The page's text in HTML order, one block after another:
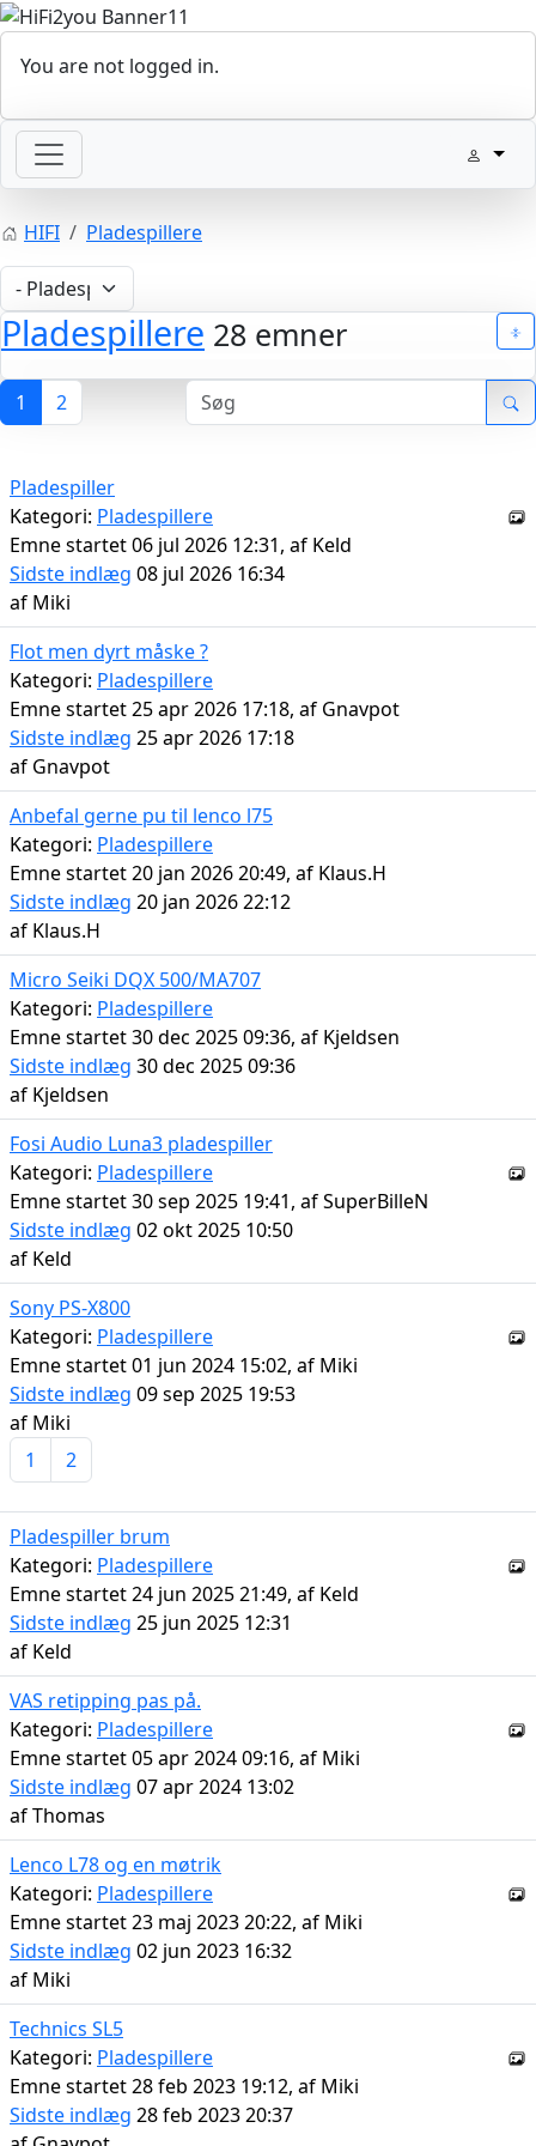
You are not logged in.
HIFI Pladespillere
Pladespillere 28 emner
1 2
Pladespiller
Kategori: Pladespillere
Emne startet 06 jul 2026 12:31, af Keld
Sidste indlæg 08 jul 2026 16:34
af Miki
Flot men dyrt måske ?
Kategori: Pladespillere
Emne startet 25 apr 2026 17:18, af Gnavpot
Sidste indlæg 25 apr 2026 17:18
af Gnavpot
Anbefal gerne pu til lenco l75
Kategori: Pladespillere
Emne startet 20 jan 2026 20:49, af Klaus.H
Sidste indlæg 20 jan 2026 22:12
af Klaus.H
Micro Seiki DQX 500/MA707
Kategori: Pladespillere
Emne startet 30 dec 2025 09:36, af Kjeldsen
Sidste indlæg 30 dec 2025 09:36
af Kjeldsen
Fosi Audio Luna3 pladespiller
Kategori: Pladespillere
Emne startet 30 sep 2025 19:41, afSuperBilleN
Sidste indlæg 02 okt 2025 10:50
af Keld
Sony PS-X800
Kategori: Pladespillere
Emne startet 01 jun 2024 15:02, af Miki
Sidste indlæg 09 sep 2025 19:53
af Miki
1
2
Pladespiller brum
Kategori: Pladespillere
Emne startet 24 jun 2025 21:49, af Keld
Sidste indlæg 25 jun 2025 12:31
af Keld
VAS retipping pas på.
Kategori: Pladespillere
Emne startet 05 apr 2024 09:16, af Miki
Sidste indlæg 07 apr 2024 13:02
afThomas
Lenco L78 og en møtrik
Kategori: Pladespillere
Emne startet 23 maj 2023 20:22, af Miki
Sidste indlæg 02 jun 2023 16:32
af Miki
Technics SL5
Kategori: Pladespillere
Emne startet 28 feb 2023 19:12, af Miki
Sidste indlæg 28 feb 2023 20:37